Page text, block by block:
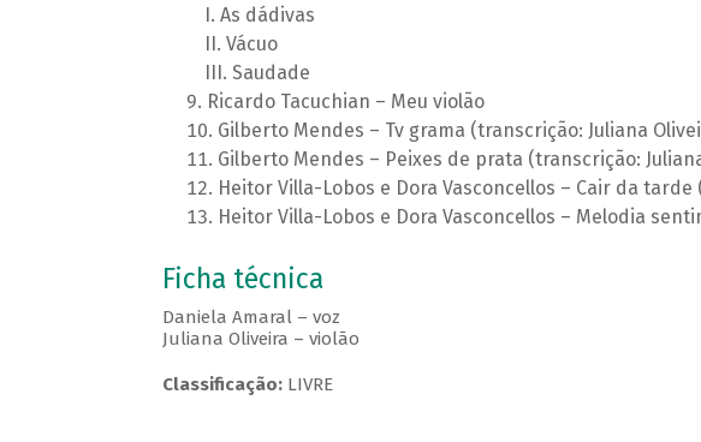
As dádivas
Vácuo
Saudade
Ricardo Tacuchian – Meu violão
Gilberto Mendes – Tv grama (transcrição: Juliana
Gilberto Mendes – Peixes de prata (transcrição:
Heitor Villa-Lobos e Dora Vasconcellos – Cair da
Heitor Villa-Lobos e Dora Vasconcellos – Melodia
Ficha técnica
Daniela Amaral – voz
Juliana Oliveira – violão
Classificação:LIVRE